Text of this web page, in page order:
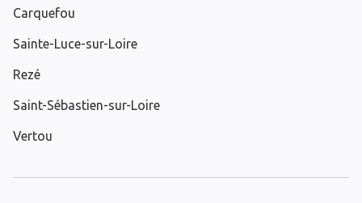
Carquefou
Sainte-Luce-sur-Loire
Rezé
Saint-Sébastien-sur-Loire
Vertou